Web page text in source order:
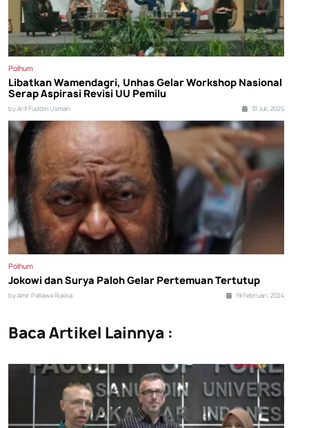
Polhum
Libatkan Wamendagri, Unhas Gelar Workshop Nasional
Serap Aspirasi Revisi UU Pemilu
by Arif Fuddin Usman 31 Juli, 2025
Polhum
Jokowi dan Surya Paloh Gelar Pertemuan Tertutup
by Amir Pallawa Rukka 19 Februari, 2024
Baca Artikel Lainnya :